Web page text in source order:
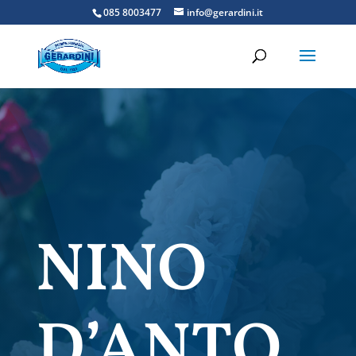
085 8003477 info@gerardini.it
NINO